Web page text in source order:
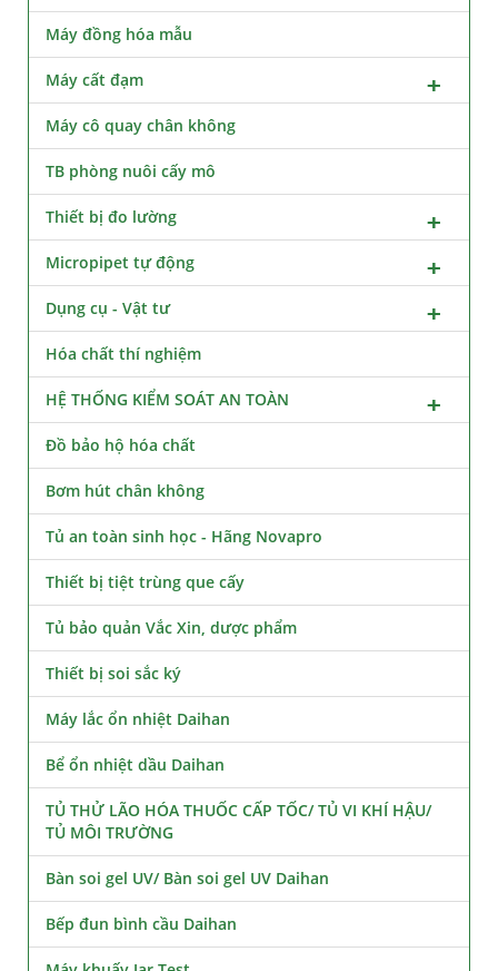
Máy đồng hóa mẫu
Máy cất đạm
Máy cô quay chân không
TB phòng nuôi cấy mô
Thiết bị đo lường
Micropipet tự động
Dụng cụ - Vật tư
Hóa chất thí nghiệm
HỆ THỐNG KIỂM SOÁT AN TOÀN
Đồ bảo hộ hóa chất
Bơm hút chân không
Tủ an toàn sinh học - Hãng Novapro
Thiết bị tiệt trùng que cấy
Tủ bảo quản Vắc Xin, dược phẩm
Thiết bị soi sắc ký
Máy lắc ổn nhiệt Daihan
Bể ổn nhiệt dầu Daihan
TỦ THỬ LÃO HÓA THUỐC CẤP TỐC/ TỦ VI KHÍ HẬU/
TỦ MÔI TRƯỜNG
Bàn soi gel UV/ Bàn soi gel UV Daihan
Bếp đun bình cầu Daihan